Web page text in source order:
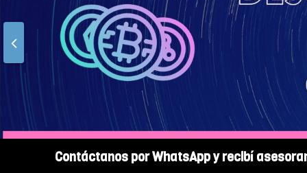
Contáctanos por WhatsApp y recibí